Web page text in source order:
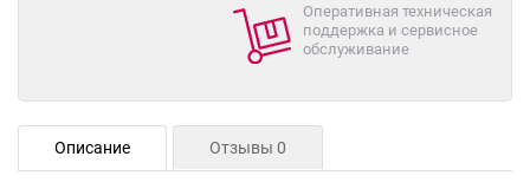
Оперативная техническая
поддержка и сервисное
обслуживание
Описание Отзывы 0